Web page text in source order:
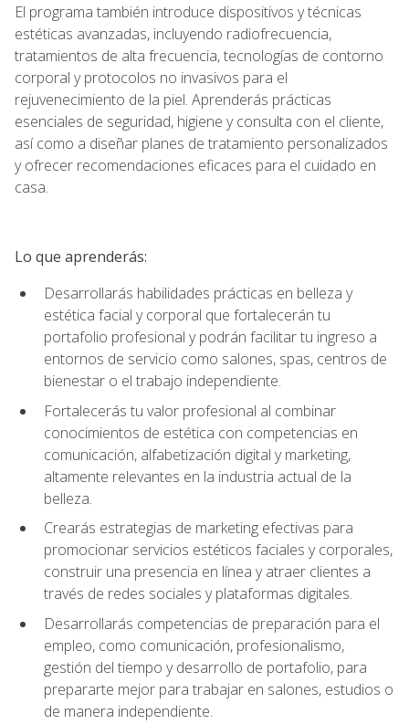
El programa también introduce dispositivos y técnicas
estéticas avanzadas, incluyendo radiofrecuencia,
tratamientos de alta frecuencia, tecnologías de contorno
corporal y protocolos no invasivos para el
rejuvenecimiento de la piel. Aprenderás prácticas
esenciales de seguridad, higiene y consulta con el cliente,
así como a diseñar planes de tratamiento personalizados
y ofrecer recomendaciones eficaces para el cuidado en
casa.
Lo que aprenderás:
Desarrollarás habilidades prácticas en belleza y
estética facial y corporal que fortalecerán tu
portafolio profesional y podrán facilitar tu ingreso a
entornos de servicio como salones, spas, centros de
bienestar o el trabajo independiente.
Fortalecerás tu valor profesional al combinar
conocimientos de estética con competencias en
comunicación, alfabetización digital y marketing,
altamente relevantes en la industria actual de la
belleza.
Crearás estrategias de marketing efectivas para
promocionar servicios estéticos faciales y corporales,
construir una presencia en línea y atraer clientes a
través de redes sociales y plataformas digitales.
Desarrollarás competencias de preparación para el
empleo, como comunicación, profesionalismo,
gestión del tiempo y desarrollo de portafolio, para
prepararte mejor para trabajar en salones, estudios o
de manera independiente.